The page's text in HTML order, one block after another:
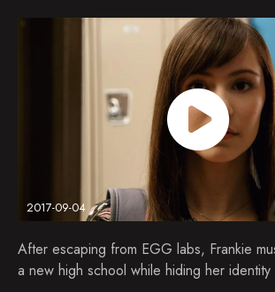
I am...Remote Controlled
I am...Suspended
I am...Hot on the Trail
I am...Hanging Out With a Boy!
I am...Bound for Glory
2017-09-04
After escaping from EGG labs, Frankie
a new high school while hiding her